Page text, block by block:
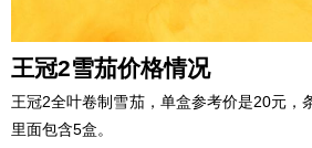
王冠2雪茄价格情况
王冠2全叶卷制雪茄，单盒参考价是20元，
里面包含5盒。